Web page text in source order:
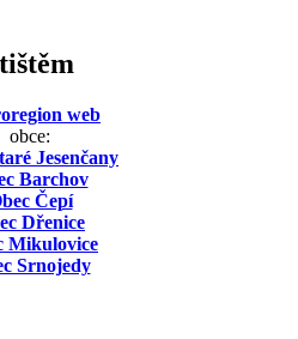
web
obce:
Jesenčany
Barchov
Čepí
Dřenice
Mikulovice
Srnojedy